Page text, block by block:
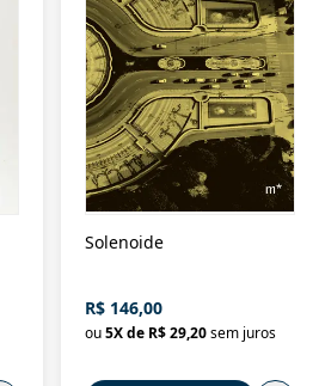
Solenoide
R$ 146,00
ou 5X de R$ 29,20 sem juros